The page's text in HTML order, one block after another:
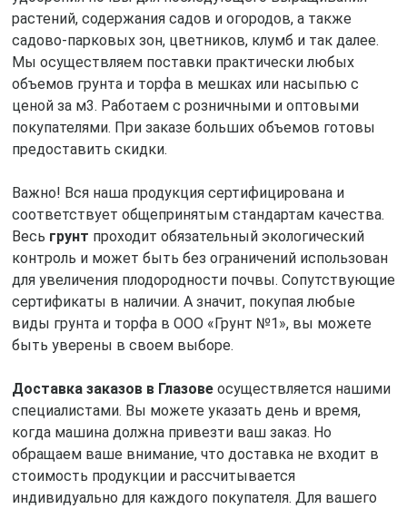
растений, содержания садов и огородов, а также
садово-парковых зон, цветников, клумб и так далее.
Мы осуществляем поставки практически любых
объемов грунта и торфа в мешках или насыпью с
ценой за м3. Работаем с розничными и оптовыми
покупателями. При заказе больших объемов готовы
предоставить скидки.
Важно! Вся наша продукция сертифицирована и
соответствует общепринятым стандартам качества.
Весь грунт проходит обязательный экологический
контроль и может быть без ограничений использован
для увеличения плодородности почвы. Сопутствующие
сертификаты в наличии. А значит, покупая любые
виды грунта и торфа в ООО «Грунт №1», вы можете
быть уверены в своем выборе.
Доставка заказов в Глазовеосуществляется нашими
специалистами. Вы можете указать день и время,
когда машина должна привезти ваш заказ. Но
обращаем ваше внимание, что доставка не входит в
стоимость продукции и рассчитывается
индивидуально для каждого покупателя. Для вашего